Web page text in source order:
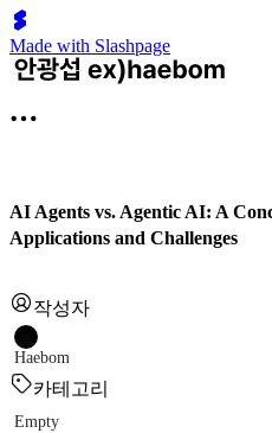
Made with Slashpage
AI Agents vs. Agentic AI: A
Applications and Challenges
작성자
Haebom
카테고리
Empty